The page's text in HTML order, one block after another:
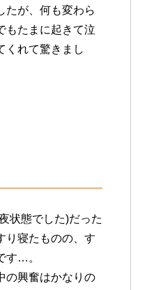
たが、何も変わら
もたまに起きて泣
くれて驚きまし
状態でした)だった
り寝たものの、す
す…。
の興奮はかなりの